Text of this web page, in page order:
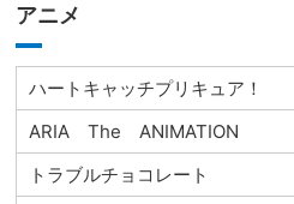
アニメ
ハートキャッチプリキュア！
ARIA The ANIMATION
トラブルチョコレート